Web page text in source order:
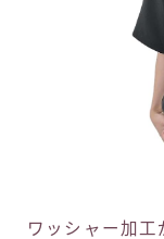
ワッシャー加